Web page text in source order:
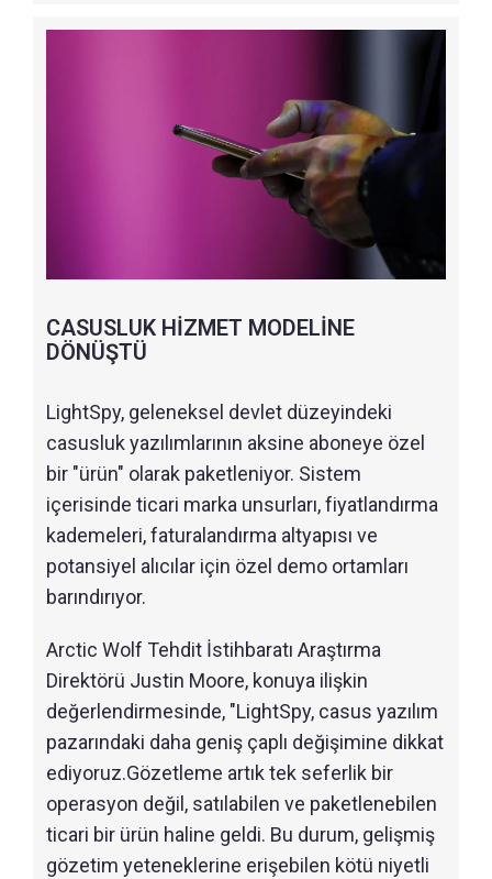
CASUSLUK HİZMET MODELİNE
DÖNÜŞTÜ
LightSpy, geleneksel devlet düzeyindeki
casusluk yazılımlarının aksine aboneye özel
bir "ürün" olarak paketleniyor. Sistem
içerisinde ticari marka unsurları, fiyatlandırma
kademeleri, faturalandırma altyapısı ve
potansiyel alıcılar için özel demo ortamları
barındırıyor.
Arctic Wolf Tehdit İstihbaratı Araştırma
Direktörü Justin Moore, konuya ilişkin
değerlendirmesinde, "LightSpy, casus yazılım
pazarındaki daha geniş çaplı değişimine dikkat
ediyoruz.Gözetleme artık tek seferlik bir
operasyon değil, satılabilen ve paketlenebilen
ticari bir ürün haline geldi. Bu durum, gelişmiş
gözetim yeteneklerine erişebilen kötü niyetli